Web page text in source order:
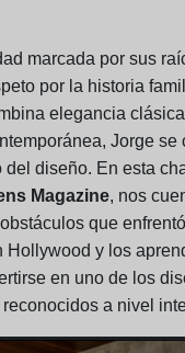
marcada por sus
por la historia
elegancia
Jorge se
del diseño. En esta
Magazine, nos
que
Hollywood y los
en uno de los
a nivel